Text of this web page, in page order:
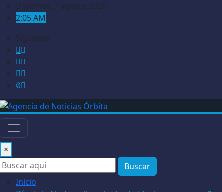
Saltar viernes, 7 agosto 2026
2:05 AM
Síguenos
×
Buscar
Inicio